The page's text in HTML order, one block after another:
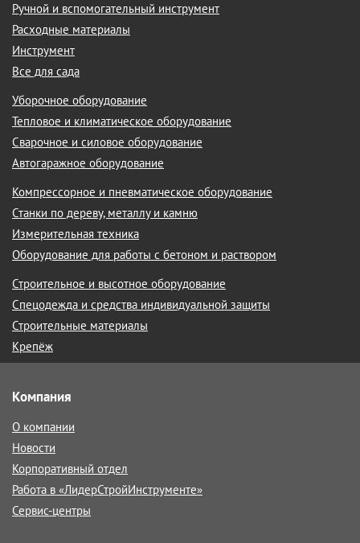
Ручной и вспомогательный инструмент
Расходные материалы
Инструмент
Все для сада
Уборочное оборудование
Тепловое и климатическое оборудование
Сварочное и силовое оборудование
Автогаражное оборудование
Компрессорное и пневматическое оборудование
Станки по дереву, металлу и камню
Измерительная техника
Оборудование для работы с бетоном и раствором
Строительное и высотное оборудование
Спецодежда и средства индивидуальной защиты
Строительные материалы
Крепёж
Компания
О компании
Новости
Корпоративный отдел
Работа в «ЛидерСтройИнструменте»
Сервис-центры